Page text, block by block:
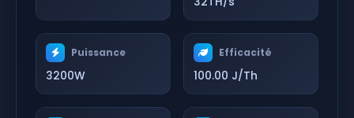
Puissance
3200W
Efficacité
100.00 J/Th